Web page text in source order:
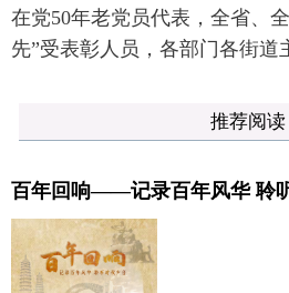
在党50年老党员代表，全省、
先”受表彰人员，各部门各街道
推荐阅读
百年回响——记录百年风华 聆